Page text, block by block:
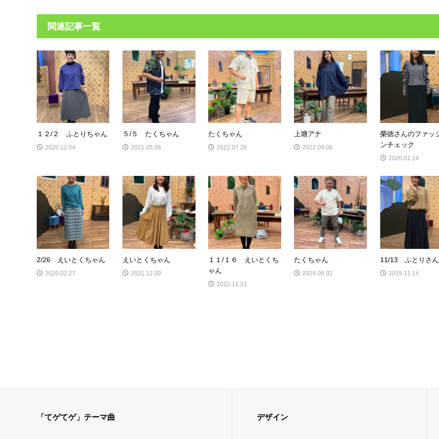
関連記事一覧
１２/２ ふとりちゃん
2020.12.04
５/５ たくちゃん
2021.05.06
たくちゃん
2022.07.28
上塘アナ
2022.09.08
榮徳さんのファッ
ンチェック
2020.01.14
2/26 えいとくちゃん
2020.02.27
えいとくちゃん
2021.12.09
１１/１６ えいとくち
ゃん
2022.11.21
たくちゃん
2024.08.02
11/13 ふとりさん
2019.11.14
「てゲてゲ」テーマ曲 デザイン